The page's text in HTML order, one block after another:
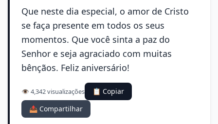
Que neste dia especial, o amor de Cristo
se faça presente em todos os seus
momentos. Que você sinta a paz do
Senhor e seja agraciado com muitas
bênçãos. Feliz aniversário!
👁️ 4,342 visualizações
📋 Copiar
📤 Compartilhar